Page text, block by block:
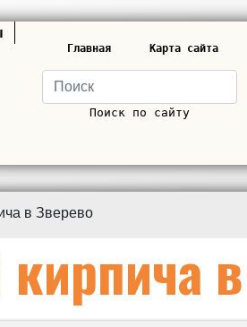
Главная Карта сайта
Поиск по сайту
в Зверево